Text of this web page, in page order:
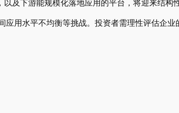
及下游能规模化落地应用的平台，将迎来结构性
用水平不均衡等挑战。投资者需理性评估企业